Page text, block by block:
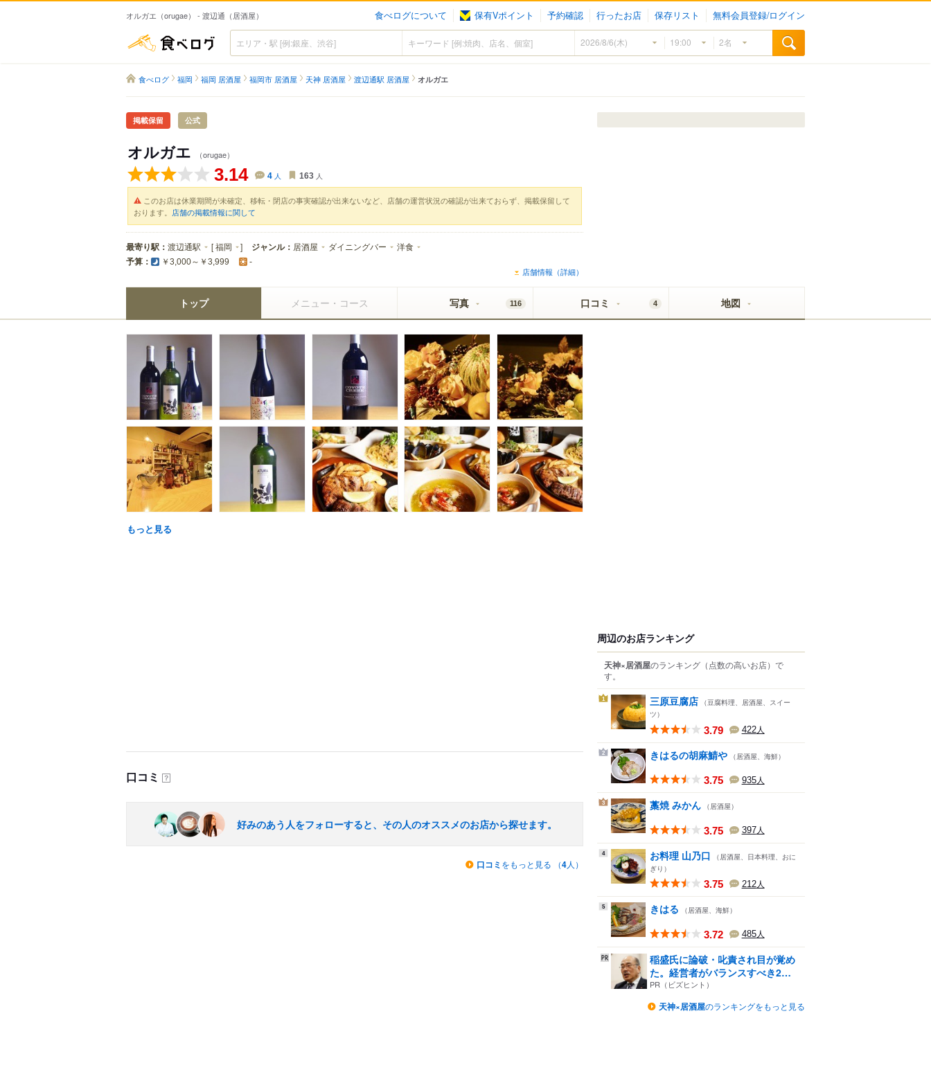
オルガエ（orugae） - 渡辺通（居酒屋） 食べログについて 保有Vポイント 予約確認 行ったお店 保存リスト 無料会員登録/ログイン
食べログ
食べログ 福岡 福岡 居酒屋 福岡市 居酒屋 天神 居酒屋 渡辺通駅 居酒屋 オルガエ
掲載保留 公式
オルガエ （orugae）
3.14 4 人 163 人
このお店は休業期間が未確定、移転・閉店の事実確認が出来ないなど、店舗の運営状況の確認が出来ておらず、掲載保留して
おります。 店舗の掲載情報に関して
最寄り駅： 渡辺通駅 [福岡 ] ジャンル： 居酒屋 ダイニングバー 洋食
予算： ￥3,000～￥3,999 -
店舗情報（詳細）
トップ メニュー・コース 写真 116 口コミ 4 地図
もっと見る
口コミ ？
好みのあう人をフォローすると、その人のオススメのお店から探せます。
口コミ をもっと見る （4人）
周辺のお店ランキング
天神×居酒屋のランキング （点数の高いお店） で
す。
1 三原豆腐店 （豆腐料理、居酒屋、スイー
ツ）
3.79 422人
2 きはるの胡麻鯖や （居酒屋、海鮮）
3.75 935人
3 藁焼 みかん （居酒屋）
3.75 397人
4 お料理 山乃口
（居酒屋、日本料理、おに
ぎり）
3.75 212人
5 きはる （居酒屋、海鮮）
3.72 485人
稲盛氏に論破・叱責され目が覚め
た。経営者がバランスすべき2
つ...
PR（ビズヒント）
天神×居酒屋のランキングをもっと見る